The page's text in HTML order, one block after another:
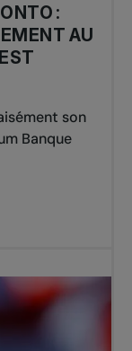
:
AU
son
Banque